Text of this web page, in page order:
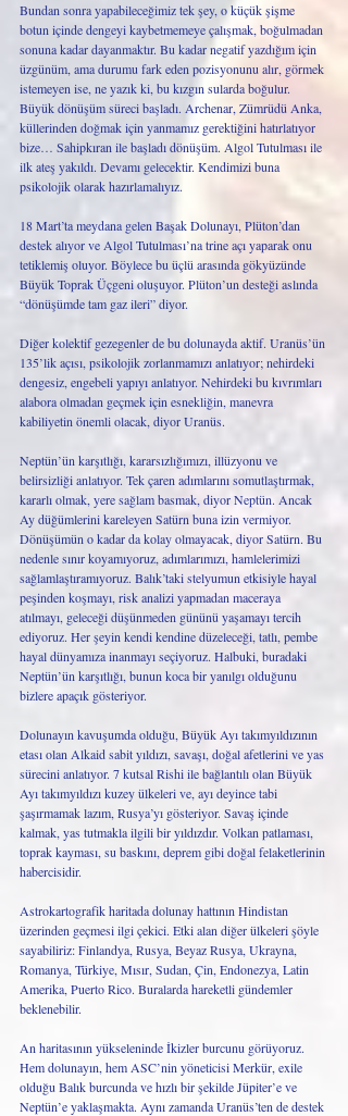
Bundan sonra yapabileceğimiz tek şey, o küçük şişme
botun içinde dengeyi kaybetmemeye çalışmak, boğulmadan
sonuna kadar dayanmaktır. Bu kadar negatif yazdığım için
üzgünüm, ama durumu fark eden pozisyonunu alır, görmek
istemeyen ise, ne yazık ki, bu kızgın sularda boğulur.
Büyük dönüşüm süreci başladı. Archenar, Zümrüdü Anka,
küllerinden doğmak için yanmamız gerektiğini hatırlatıyor
bize… Sahipkıran ile başladı dönüşüm. Algol Tutulması ile
ilk ateş yakıldı. Devamı gelecektir. Kendimizi buna
psikolojik olarak hazırlamalıyız.
18 Mart’ta meydana gelen Başak Dolunayı, Plüton’dan
destek alıyor ve Algol Tutulması’na trine açı yaparak onu
tetiklemiş oluyor. Böylece bu üçlü arasında gökyüzünde
Büyük Toprak Üçgeni oluşuyor. Plüton’un desteği aslında
“dönüşümde tam gaz ileri” diyor.
Diğer kolektif gezegenler de bu dolunayda aktif. Uranüs’ün
135’lik açısı, psikolojik zorlanmamızı anlatıyor; nehirdeki
dengesiz, engebeli yapıyı anlatıyor. Nehirdeki bu kıvrımları
alabora olmadan geçmek için esnekliğin, manevra
kabiliyetin önemli olacak, diyor Uranüs.
Neptün’ün karşıtlığı, kararsızlığımızı, illüzyonu ve
belirsizliği anlatıyor. Tek çaren adımlarını somutlaştırmak,
kararlı olmak, yere sağlam basmak, diyor Neptün. Ancak
Ay düğümlerini kareleyen Satürn buna izin vermiyor.
Dönüşümün o kadar da kolay olmayacak, diyor Satürn. Bu
nedenle sınır koyamıyoruz, adımlarımızı, hamlelerimizi
sağlamlaştıramıyoruz. Balık’taki stelyumun etkisiyle hayal
peşinden koşmayı, risk analizi yapmadan maceraya
atılmayı, geleceği düşünmeden gününü yaşamayı tercih
ediyoruz. Her şeyin kendi kendine düzeleceği, tatlı, pembe
hayal dünyamıza inanmayı seçiyoruz. Halbuki, buradaki
Neptün’ün karşıtlığı, bunun koca bir yanılgı olduğunu
bizlere apaçık gösteriyor.
Dolunayın kavuşumda olduğu, Büyük Ayı takımyıldızının
etası olan Alkaid sabit yıldızı, savaşı, doğal afetlerini ve yas
sürecini anlatıyor. 7 kutsal Rishi ile bağlantılı olan Büyük
Ayı takımyıldızı kuzey ülkeleri ve, ayı deyince tabi
şaşırmamak lazım, Rusya’yı gösteriyor. Savaş içinde
kalmak, yas tutmakla ilgili bir yıldızdır. Volkan patlaması,
toprak kayması, su baskını, deprem gibi doğal felaketlerinin
habercisidir.
Astrokartografik haritada dolunay hattının Hindistan
üzerinden geçmesi ilgi çekici. Etki alan diğer ülkeleri şöyle
sayabiliriz: Finlandya, Rusya, Beyaz Rusya, Ukrayna,
Romanya, Türkiye, Mısır, Sudan, Çin, Endonezya, Latin
Amerika, Puerto Rico. Buralarda hareketli gündemler
beklenebilir.
An haritasının yükseleninde İkizler burcunu görüyoruz.
Hem dolunayın, hem ASC’nin yöneticisi Merkür, exile
olduğu Balık burcunda ve hızlı bir şekilde Jüpiter’e ve
Neptün’e yaklaşmakta. Aynı zamanda Uranüs’ten de destek